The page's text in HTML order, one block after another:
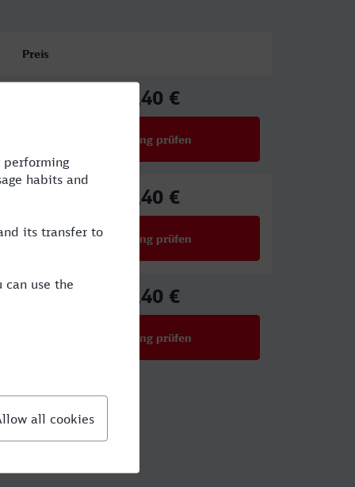
Preis
36,40 €
Verbindung prüfen
36,40 €
Verbindung prüfen
36,40 €
Verbindung prüfen